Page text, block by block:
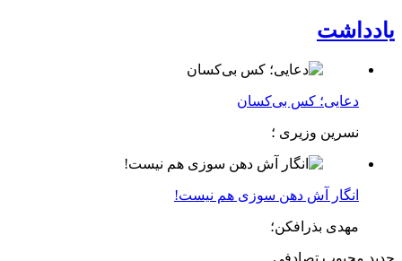
یادداشت
دعایی؛ کس بی‌کسان
نسرین وزیری ؛
انگار آش دهن سوزی هم نیست!
مهدی بذرافکن؛
جدید محبوب تصادفی